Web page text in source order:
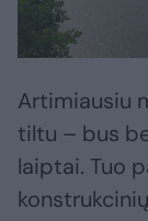
Artimiausiu
tiltu – bus
laiptai. Tuo